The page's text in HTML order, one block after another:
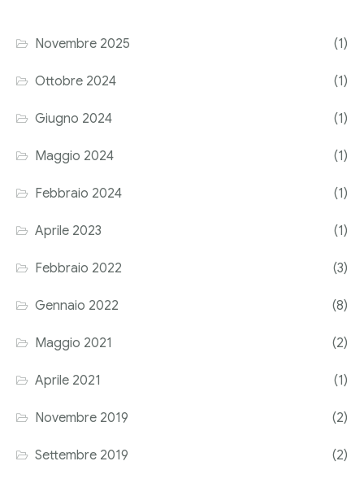
Novembre 2025 (1)
Ottobre 2024 (1)
Giugno 2024 (1)
Maggio 2024 (1)
Febbraio 2024 (1)
Aprile 2023 (1)
Febbraio 2022 (3)
Gennaio 2022 (8)
Maggio 2021 (2)
Aprile 2021 (1)
Novembre 2019 (2)
Settembre 2019 (2)